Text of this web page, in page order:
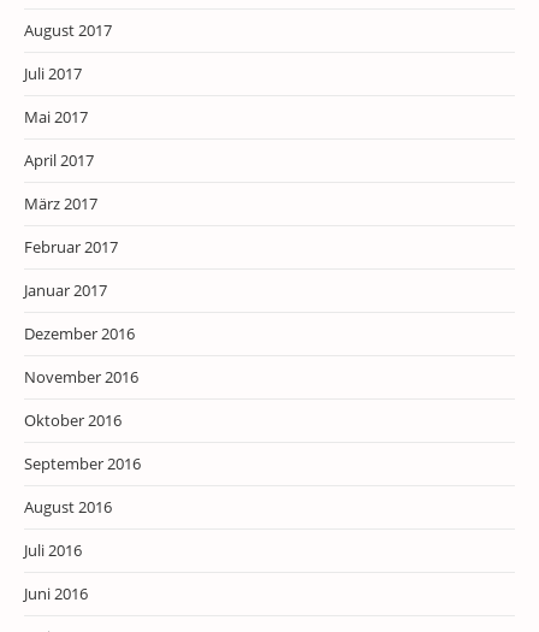
August 2017
Juli 2017
Mai 2017
April 2017
März 2017
Februar 2017
Januar 2017
Dezember 2016
November 2016
Oktober 2016
September 2016
August 2016
Juli 2016
Juni 2016